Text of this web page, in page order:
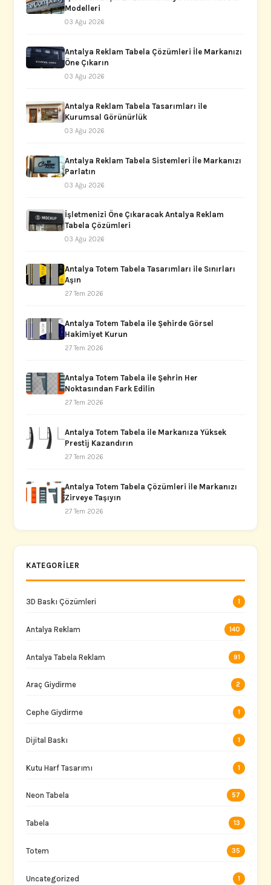
Modelleri
03 Ağu 2026
Antalya Reklam Tabela Çözümleri İle Markanızı
Öne Çıkarın
03 Ağu 2026
Antalya Reklam Tabela Tasarımları ile
Kurumsal Görünürlük
03 Ağu 2026
Antalya Reklam Tabela Sistemleri İle Markanızı
Parlatın
03 Ağu 2026
İşletmenizi Öne Çıkaracak Antalya Reklam
Tabela Çözümleri
03 Ağu 2026
Antalya Totem Tabela Tasarımları ile Sınırları
Aşın
27 Tem 2026
Antalya Totem Tabela ile Şehirde Görsel
Hakimiyet Kurun
27 Tem 2026
Antalya Totem Tabela ile Şehrin Her
Noktasından Fark Edilin
27 Tem 2026
Antalya Totem Tabela ile Markanıza Yüksek
Prestij Kazandırın
27 Tem 2026
Antalya Totem Tabela Çözümleri ile Markanızı
Zirveye Taşıyın
27 Tem 2026
KATEGORILER
3D Baskı Çözümleri 1
Antalya Reklam 140
Antalya Tabela Reklam 91
Araç Giydirme 2
Cephe Giydirme 1
Dijital Baskı 1
Kutu Harf Tasarımı 1
Neon Tabela 57
Tabela 13
Totem 35
Uncategorized 1